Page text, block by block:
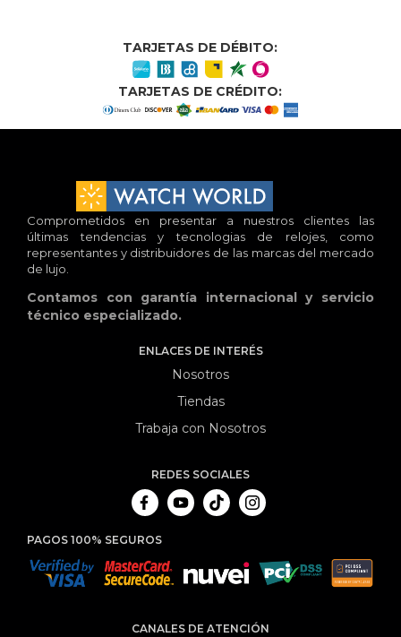
TARJETAS DE DÉBITO:
TARJETAS DE CRÉDITO:
Comprometidos en presentar a nuestros clientes las
últimas tendencias y tecnologias de relojes, como
representantes y distribuidores de las marcas del mercado
de lujo.
Contamos con garantía internacional y servicio
técnico especializado.
ENLACES DE INTERÉS
Nosotros
Tiendas
Trabaja con Nosotros
REDES SOCIALES
PAGOS 100% SEGUROS
CANALES DE ATENCIÓN